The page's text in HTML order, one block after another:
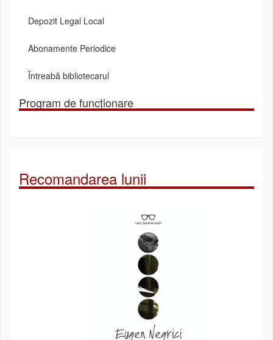
Depozit Legal Local
Abonamente Periodice
Întreabă bibliotecarul
Program de funcționare
Recomandarea lunii